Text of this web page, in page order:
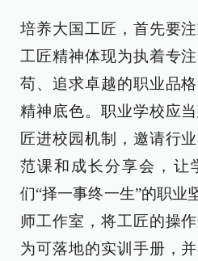
培养大国工匠，首先要
工匠精神体现为执着专
苟、追求卓越的职业品
精神底色。职业学校应
匠进校园机制，邀请行
范课和成长分享会，让
们“择一事终一生”的职业
师工作室，将工匠的操
为可落地的实训手册，